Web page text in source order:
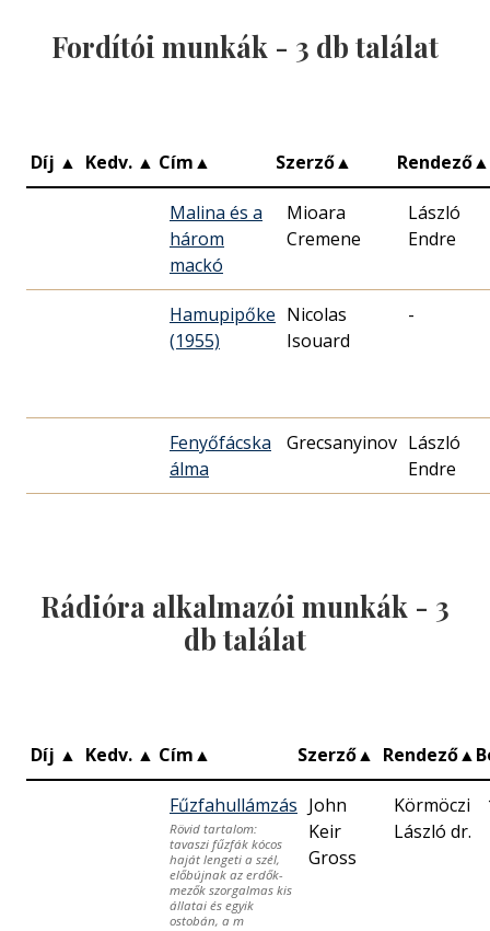
Fordítói munkák - 3 db találat
Díj ▲ Kedv. ▲ Cím▲ Szerző▲ Rendező▲
Malina és a
három
mackó
Mioara
Cremene
László
Endre
Hamupipőke
(1955)
Nicolas
Isouard
-
Fenyőfácska
álma
Grecsanyinov László
Endre
Rádióra alkalmazói munkák - 3
db találat
Díj ▲ Kedv. ▲ Cím▲ Szerző▲ Rendező▲
Fűzfahullámzás
Rövid tartalom:
tavaszi fűzfák kócos
haját lengeti a szél,
előbújnak az erdők-
mezők szorgalmas kis
állatai és egyik
ostobán, a m
John
Keir
Gross
Körmöczi
László dr.